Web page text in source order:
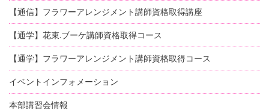
【通信】フラワーアレンジメント講師資格取得講座
【通学】花束.ブーケ講師資格取得コース
【通学】フラワーアレンジメント講師資格取得コース
イベントインフォメーション
本部講習会情報